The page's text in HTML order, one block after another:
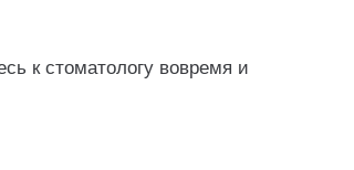
к стоматологу вовремя и